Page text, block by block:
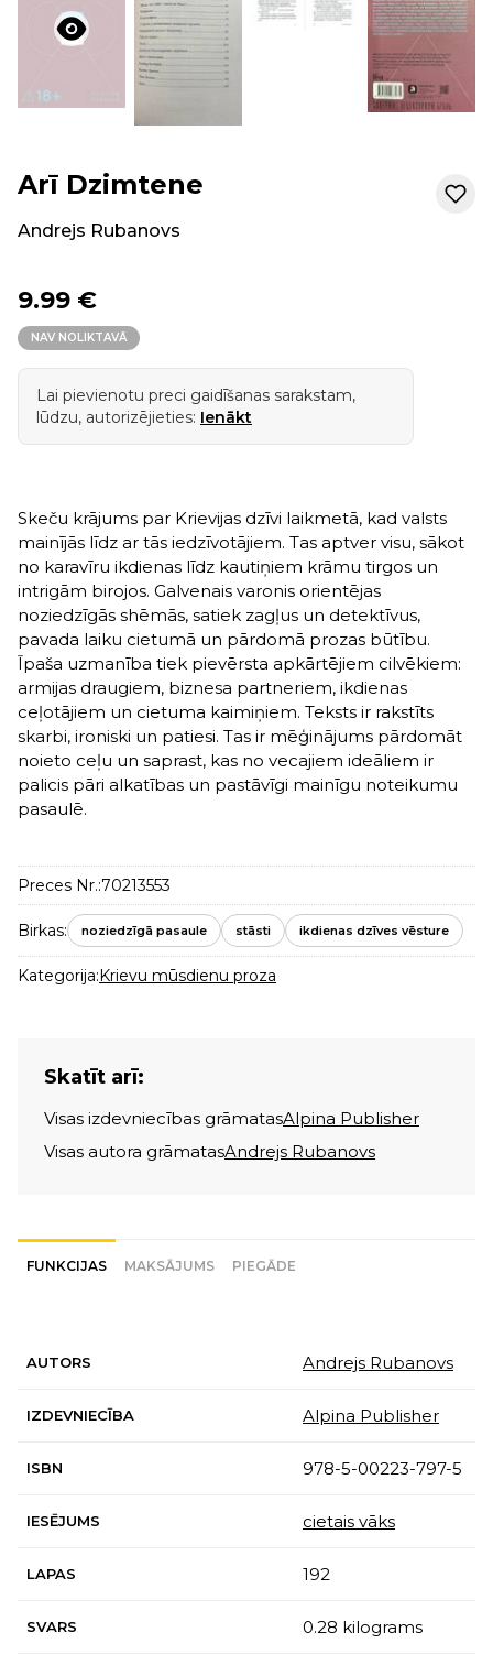
Arī Dzimtene
Andrejs Rubanovs
9.99 €
NAV NOLIKTAVĀ
Lai pievienotu preci gaidīšanas sarakstam,
lūdzu, autorizējieties: Ienākt
Skeču krājums par Krievijas dzīvi laikmetā, kad valsts
mainījās līdz ar tās iedzīvotājiem. Tas aptver visu, sākot
no karavīru ikdienas līdz kautiņiem krāmu tirgos un
intrigām birojos. Galvenais varonis orientējas
noziedzīgās shēmās, satiek zagļus un detektīvus,
pavada laiku cietumā un pārdomā prozas būtību.
Īpaša uzmanība tiek pievērsta apkārtējiem cilvēkiem:
armijas draugiem, biznesa partneriem, ikdienas
ceļotājiem un cietuma kaimiņiem. Teksts ir rakstīts
skarbi, ironiski un patiesi. Tas ir mēģinājums pārdomāt
noieto ceļu un saprast, kas no vecajiem ideāliem ir
palicis pāri alkatības un pastāvīgi mainīgu noteikumu
pasaulē.
Preces Nr.:70213553
Birkas: noziedzīgā pasaule stāsti ikdienas dzīves vēsture
Kategorija:Krievu mūsdienu proza
Skatīt arī:
Visas izdevniecības grāmatasAlpina Publisher
Visas autora grāmatasAndrejs Rubanovs
FUNKCIJAS MAKSĀJUMS PIEGĀDE
AUTORS Andrejs Rubanovs
IZDEVNIECĪBA Alpina Publisher
ISBN 978-5-00223-797-5
IESĒJUMS cietais vāks
LAPAS 192
SVARS 0.28 kilograms